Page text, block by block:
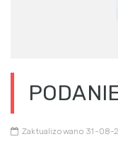
Zaktualizowano 31-08-